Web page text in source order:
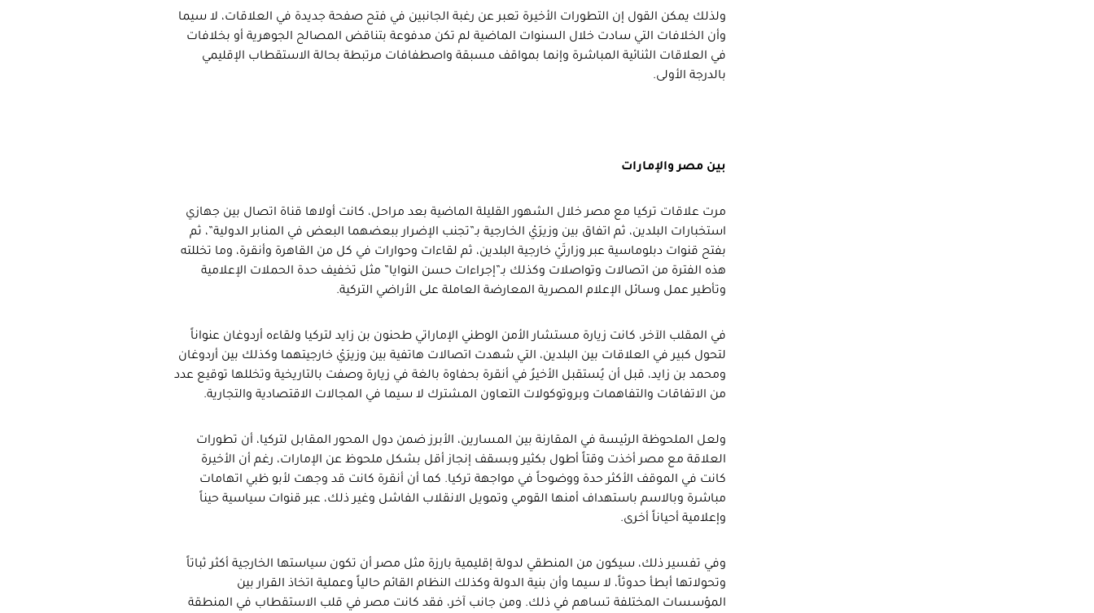
ولذلك يمكن القول إن التطورات الأخيرة تعبر عن رغبة الجانبين في فتح صفحة جديدة في العلاقات، لا سيما
وأن الخلافات التي سادت خلال السنوات الماضية لم تكن مدفوعة بتناقض المصالح الجوهرية أو بخلافات
في العلاقات الثنائية المباشرة وإنما بمواقف مسبقة واصطفافات مرتبطة بحالة الاستقطاب الإقليمي
بالدرجة الأولى.
بين مصر والإمارات
مرت علاقات تركيا مع مصر خلال الشهور القليلة الماضية بعد مراحل، كانت أولاها قناة اتصال بين جهازي
استخبارات البلدين، ثم اتفاق بين وزيرَيْ الخارجية بـ”تجنب الإضرار ببعضهما البعض في المنابر الدولية”، ثم
بفتح قنوات دبلوماسية عبر وزارتَيْ خارجية البلدين، ثم لقاءات وحوارات في كل من القاهرة وأنقرة، وما تخللته
هذه الفترة من اتصالات وتواصلات وكذلك بـ”إجراءات حسن النوايا” مثل تخفيف حدة الحملات الإعلامية
وتأطير عمل وسائل الإعلام المصرية المعارضة العاملة على الأراضي التركية.
في المقلب الآخر، كانت زيارة مستشار الأمن الوطني الإماراتي طحنون بن زايد لتركيا ولقاءه أردوغان عنواناً
لتحول كبير في العلاقات بين البلدين، التي شهدت اتصالات هاتفية بين وزيرَيْ خارجيتهما وكذلك بين أردوغان
ومحمد بن زايد، قبل أن يُستقبل الأخيرُ في أنقرة بحفاوة بالغة في زيارة وصفت بالتاريخية وتخللها توقيع عدد
من الاتفاقات والتفاهمات وبروتوكولات التعاون المشترك لا سيما في المجالات الاقتصادية والتجارية.
ولعل الملحوظة الرئيسة في المقارنة بين المسارين، الأبرز ضمن دول المحور المقابل لتركيا، أن تطورات
العلاقة مع مصر أخذت وقتاً أطول بكثير وبسقف إنجاز أقل بشكل ملحوظ عن الإمارات، رغم أن الأخيرة
كانت في الموقف الأكثر حدة ووضوحاً في مواجهة تركيا. كما أن أنقرة كانت قد وجهت لأبو ظبي اتهامات
مباشرة وبالاسم باستهداف أمنها القومي وتمويل الانقلاب الفاشل وغير ذلك، عبر قنوات سياسية حيناً
وإعلامية أحياناً أخرى.
وفي تفسير ذلك، سيكون من المنطقي لدولة إقليمية بارزة مثل مصر أن تكون سياستها الخارجية أكثر ثباتاً
وتحولاتها أبطأ حدوثاً، لا سيما وأن بنية الدولة وكذلك النظام القائم حالياً وعملية اتخاذ القرار بين
المؤسسات المختلفة تساهم في ذلك. ومن جانب آخر، فقد كانت مصر في قلب الاستقطاب في المنطقة